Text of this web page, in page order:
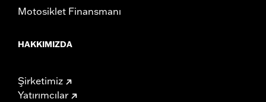
Motosiklet Finansmanı
HAKKIMIZDA
Şirketimiz
Yatırımcılar